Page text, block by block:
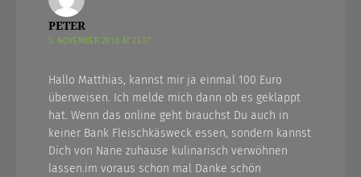
PETER
5. NOVEMBER 2010 AT 23.27
Hallo Matthias, kannst mir ja einmal 100 Euro
überweisen. Ich melde mich dann ob es geklappt
hat. Wenn das online geht brauchst Du auch in
keiner Bank Fleischkäsweck essen, sondern kannst
Dich von Nane zuhause kulinarisch verwöhnen
lassen.im voraus schon mal Danke schön